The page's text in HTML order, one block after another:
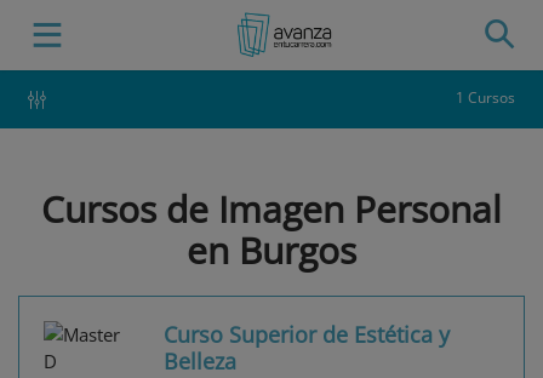
1 Cursos
Cursos de Imagen Personal
en Burgos
Curso Superior de Estética y
Belleza